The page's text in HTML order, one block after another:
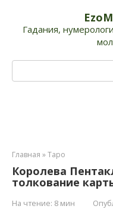
контентуГадания,
Главная »Таро
Королева
толкование
На чтение: 8 мин